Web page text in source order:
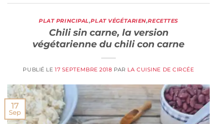
PLAT PRINCIPAL,PLAT VÉGÉTARIEN,RECETTES
Chili sin carne, la version
végétarienne du chili con carne
PUBLIÉ LE17 SEPTEMBRE 2018 PAR LA CUISINE DE CIRCÉE
17
Sep